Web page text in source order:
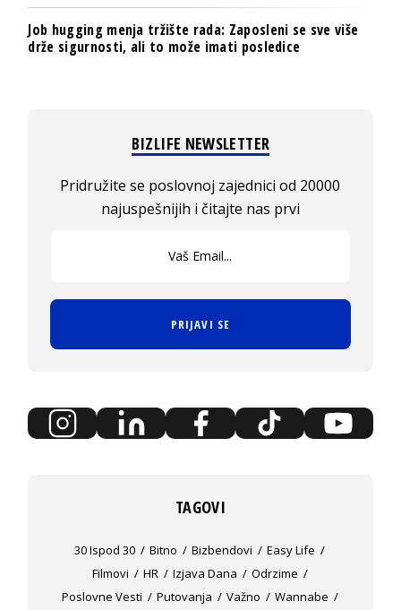
Job hugging menja tržište rada: Zaposleni se sve više
drže sigurnosti, ali to može imati posledice
BIZLIFE NEWSLETTER
Pridružite se poslovnoj zajednici od 20000
najuspešnijih i čitajte nas prvi
PRIJAVI SE
TAGOVI
30 Ispod 30 Bitno Bizbendovi
Easy Life
Filmovi
HR Izjava Dana
Odrzime
Poslovne Vesti
Putovanja Važno
Wannabe